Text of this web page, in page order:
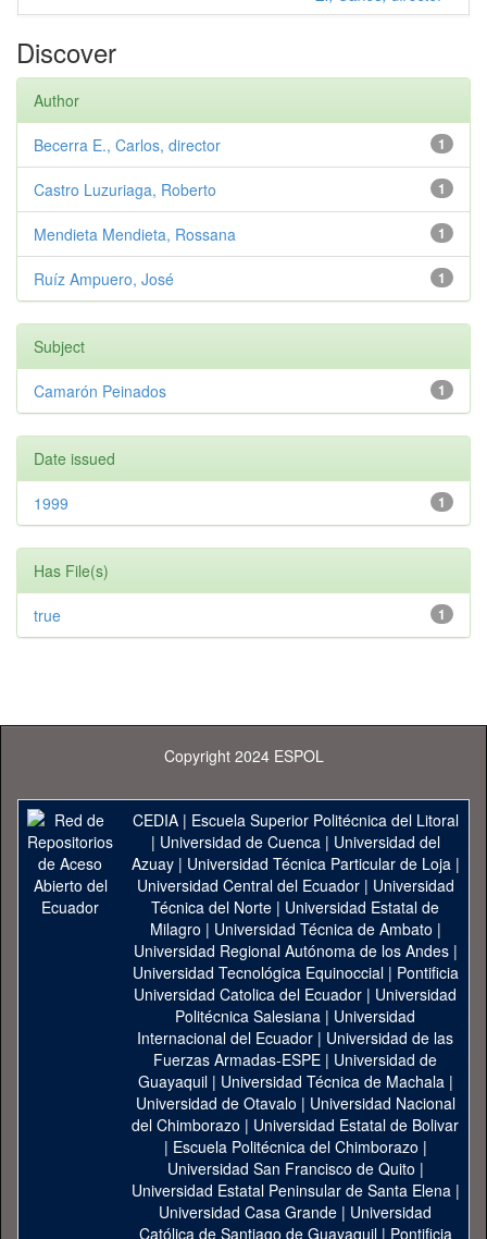
Discover
Author
1
Becerra E., Carlos, director
1
Castro Luzuriaga, Roberto
1
Mendieta Mendieta, Rossana
1
Ruíz Ampuero, José
Subject
1
Camarón Peinados
Date issued
1
1999
Has File(s)
1
true
Copyright 2024 ESPOL
CEDIA| Escuela Superior Politécnica del Litoral
| Universidad de Cuenca| Universidad del
Azuay| Universidad Técnica Particular de Loja|
Universidad Central del Ecuador| Universidad
Técnica del Norte | Universidad Estatal de
Milagro | Universidad Técnica de Ambato |
Universidad Regional Autónoma de los Andes|
Universidad Tecnológica Equinoccial| Pontificia
Universidad Catolica del Ecuador | Universidad
Politécnica Salesiana | Universidad
Internacional del Ecuador | Universidad de las
Fuerzas Armadas-ESPE | Universidad de
Guayaquil| Universidad Técnica de Machala|
Universidad de Otavalo | Universidad Nacional
del Chimborazo | Universidad Estatal de Bolivar
| Escuela Politécnica del Chimborazo |
Universidad San Francisco de Quito |
Universidad Estatal Peninsular de Santa Elena|
Universidad Casa Grande | Universidad
Católica de Santiago de Guayaquil| Pontificia